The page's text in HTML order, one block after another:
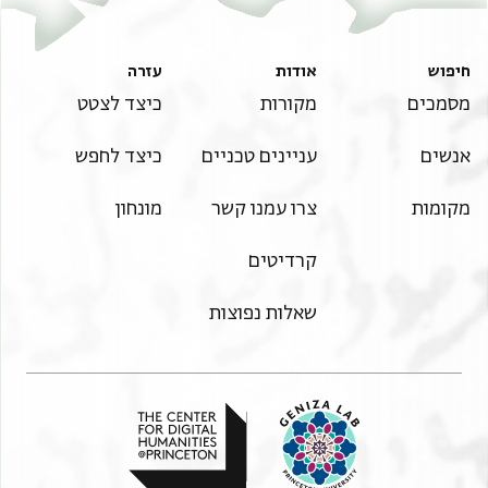
בחקן
צחיחן שריען אלאפכר אלכואגת אלמוכרמין אלחג מצטפה
מחמוד טאיפת גמולייאן בחארת אלגמלייה וגאר אלגונייה
(?)
אלמדכור בלתמא ואלכמאל ואלסלאם הצעיר ישראל
רגב וגאיתהם שהר שואל מן סנת תריו (?) ען כל שהר פצה
. . .
אכינא אלעזיז אלמ״ מוראד אלגוהרגי סו מנאהם (?) ענד
פידפעו פי גמיע אלמצאלח אלף ומאיה סבעה וכמסין
ולם רצינא נפרט פיהם לומא תרסלו לנא רד גואב כאפי
עליה וארצו בעץ אלכואגת (?) יקיצנא (?) בקמאש הנדי
גרמסות (?) בזאיד ען אלראס מאל בכמסין פנדקלי ואן כאן
יתבאיין לכם נרסלו לכם אלקמאש ונעטו להם אלמצאל[ח]
חיפוש
מסמכים
אנשים
מקומות
אודות
מקורות
עניינים טכניים
צרו עמנו קשר
קרדיטים
שאלות נפוצות
עזרה
כיצד לצטט
כיצד לחפש
מונחון